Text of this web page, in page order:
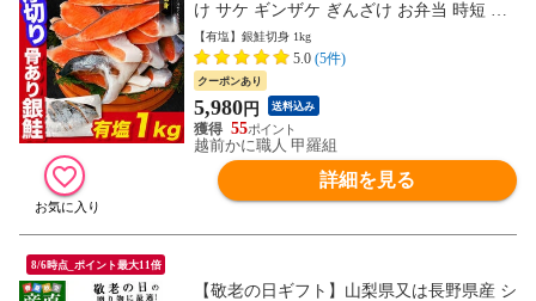
け サケ ギンザケ ぎんざけ お弁当 時短 大
容量 特価
【有塩】銀鮭切身 1kg
5.0 (5件)
クーポンあり
5,980円 送料込み
55
越前かに職人 甲羅組
詳細を見る
8/6時点_ポイント最大11倍
【敬老の日ギフト】山梨県又は長野県産 シ